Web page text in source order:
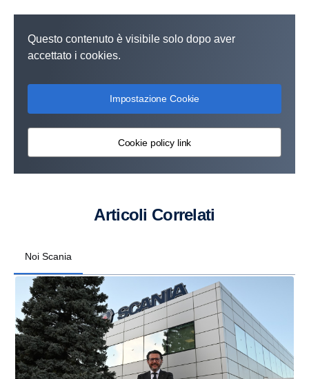
Questo contenuto è visibile solo dopo aver
accettato i cookies.
Impostazione Cookie
Cookie policy link
Articoli Correlati
Noi Scania